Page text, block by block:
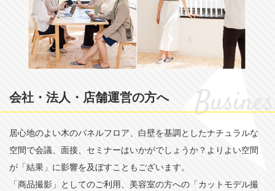
会社・法人・店舗運営の方へ
居心地のよい木のパネルフロア、白壁を基調としたナチュラルな
空間で会議、面接、セミナーはいかがでしょうか？よりよい空間
が「結果」に影響を及ぼすこともございます。
「商品撮影」としてのご利用、美容室の方への「カットモデル撮